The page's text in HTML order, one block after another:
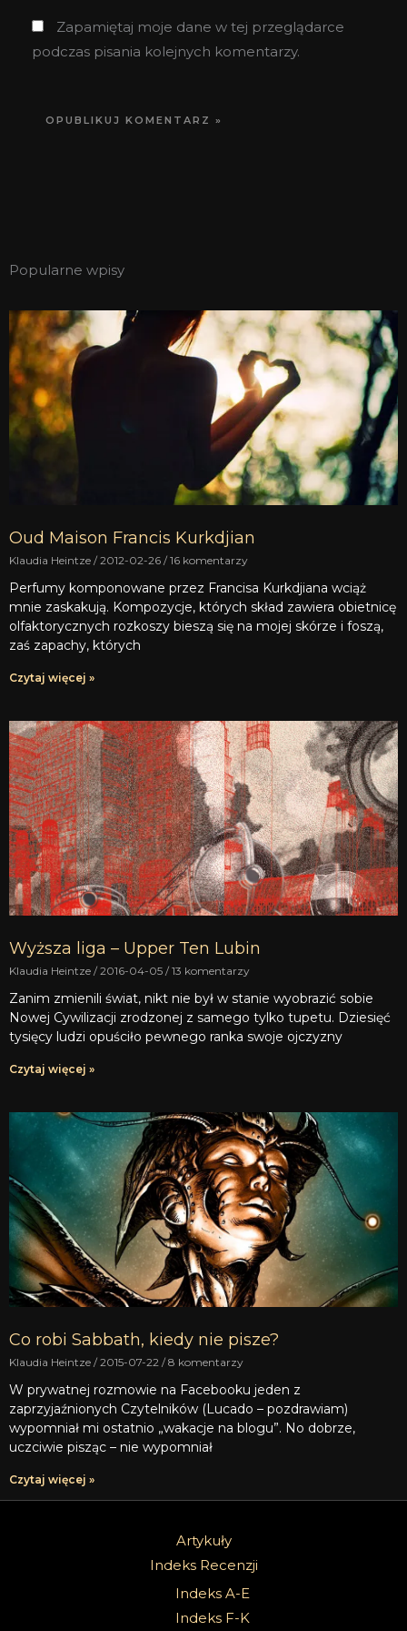
Zapamiętaj moje dane w tej przeglądarce
podczas pisania kolejnych komentarzy.
Popularne wpisy
Oud Maison Francis Kurkdjian
Klaudia Heintze 2012-02-26 16 komentarzy
Perfumy komponowane przez Francisa Kurkdjiana wciąż
mnie zaskakują. Kompozycje, których skład zawiera obietnicę
olfaktorycznych rozkoszy bieszą się na mojej skórze i foszą,
zaś zapachy, których
Czytaj więcej »
Wyższa liga – Upper Ten Lubin
Klaudia Heintze 2016-04-05 13 komentarzy
Zanim zmienili świat, nikt nie był w stanie wyobrazić sobie
Nowej Cywilizacji zrodzonej z samego tylko tupetu. Dziesięć
tysięcy ludzi opuściło pewnego ranka swoje ojczyzny
Czytaj więcej »
Co robi Sabbath, kiedy nie pisze?
Klaudia Heintze 2015-07-22 8 komentarzy
W prywatnej rozmowie na Facebooku jeden z
zaprzyjaźnionych Czytelników (Lucado – pozdrawiam)
wypomniał mi ostatnio „wakacje na blogu”. No dobrze,
uczciwie pisząc – nie wypomniał
Czytaj więcej »
Artykuły
Indeks Recenzji
Indeks A-E
Indeks F-K